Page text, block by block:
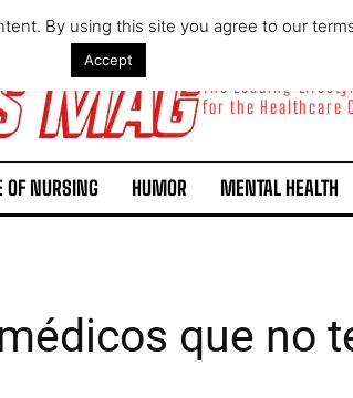
The Leading
for the Healthcare
OF NURSING HUMOR MENTAL HEALTH
que no
By using this site you agree to our
Accept